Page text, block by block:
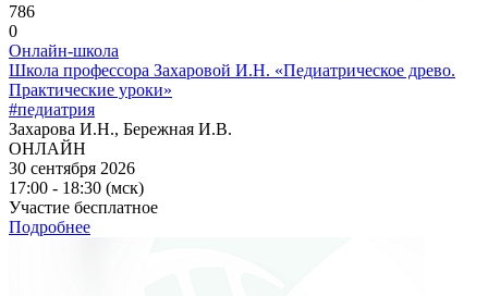
786
0
Онлайн-школа
Школа профессора Захаровой И.Н. «Педиатрическое древо.
Практические уроки»
#педиатрия
Захарова И.Н., Бережная И.В.
ОНЛАЙН
30 сентября 2026
17:00 - 18:30 (мск)
Участие бесплатное
Подробнее